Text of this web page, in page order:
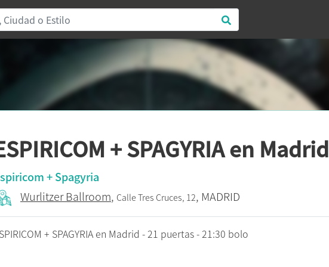
+ SPAGYRIA en Madrid
+ Spagyria
Wurlitzer Ballroom, Calle Tres Cruces, 12, MADRID
+ SPAGYRIA en Madrid - 21 puertas - 21:30 bolo